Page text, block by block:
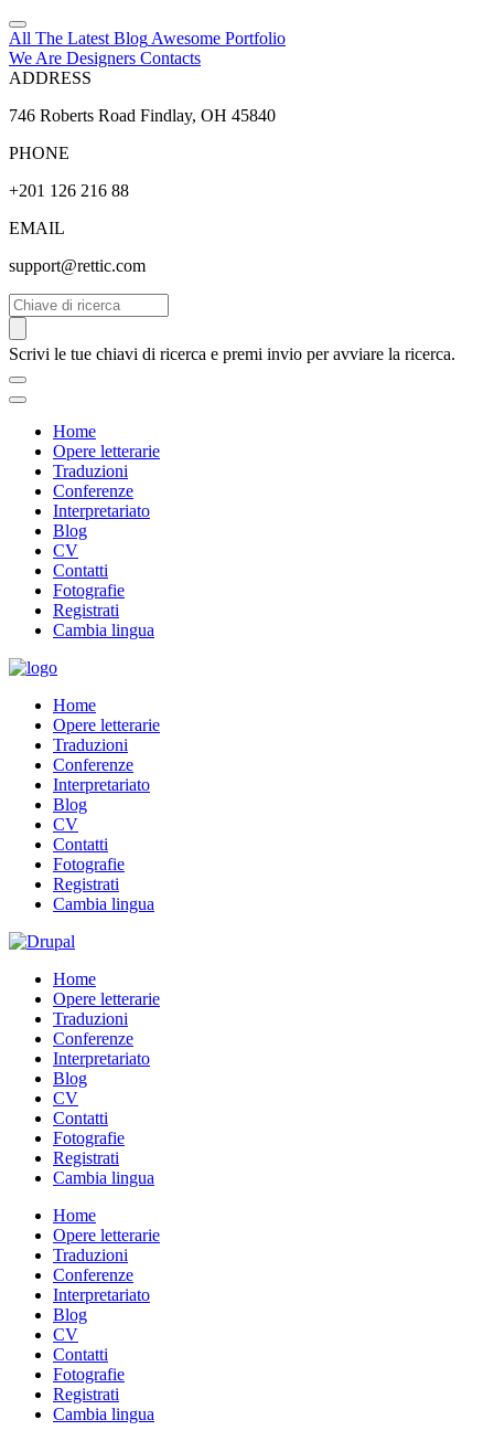
All The Latest Blog Awesome Portfolio
We Are Designers Contacts
ADDRESS
746 Roberts Road Findlay, OH 45840
PHONE
+201 126 216 88
EMAIL
support@rettic.com
Cerca
Scrivi le tue chiavi di ricerca e premi invio per avviare la ricerca.
Home
Opere letterarie
Traduzioni
Conferenze
Interpretariato
Blog
CV
Contatti
Fotografie
Registrati
Cambia lingua
Home
Opere letterarie
Traduzioni
Conferenze
Interpretariato
Blog
CV
Contatti
Fotografie
Registrati
Cambia lingua
Home
Opere letterarie
Traduzioni
Conferenze
Interpretariato
Blog
CV
Contatti
Fotografie
Registrati
Cambia lingua
Home
Opere letterarie
Traduzioni
Conferenze
Interpretariato
Blog
CV
Contatti
Fotografie
Registrati
Cambia lingua